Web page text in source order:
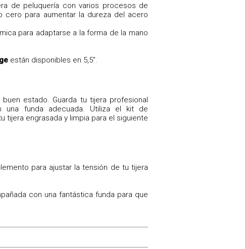
de peluquería con varios procesos de
cero para aumentar la dureza del acero
para adaptarse a la forma de la mano
están disponibles en 5,5".
estado. Guarda tu tijera profesional
funda adecuada. Utiliza el kit de
tijera engrasada y limpia para el siguiente
para ajustar la tensión de tu tijera
con una fantástica funda para que